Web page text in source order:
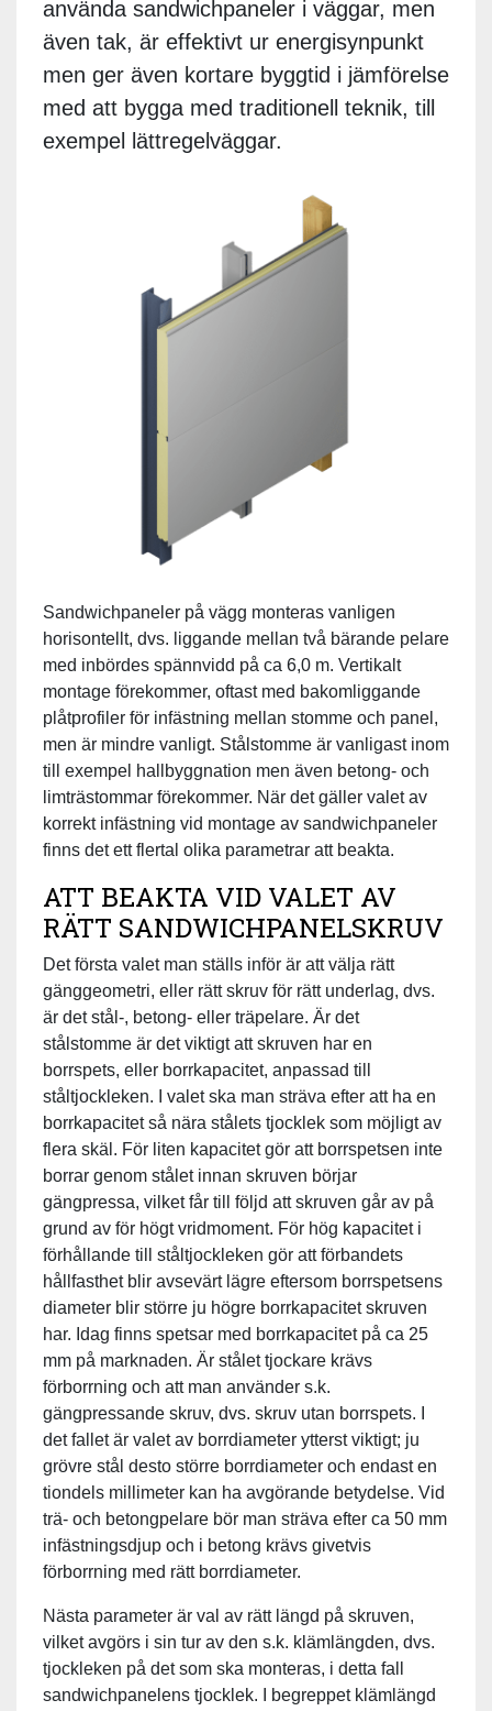
använda sandwichpaneler i väggar, men
även tak, är effektivt ur energisynpunkt
men ger även kortare byggtid i jämförelse
med att bygga med traditionell teknik, till
exempel lättregelväggar.
Sandwichpaneler på vägg monteras vanligen
horisontellt, dvs. liggande mellan två bärande pelare
med inbördes spännvidd på ca 6,0 m. Vertikalt
montage förekommer, oftast med bakomliggande
plåtprofiler för infästning mellan stomme och panel,
men är mindre vanligt. Stålstomme är vanligast inom
till exempel hallbyggnation men även betong- och
limträstommar förekommer. När det gäller valet av
korrekt infästning vid montage av sandwichpaneler
finns det ett flertal olika parametrar att beakta.
ATT BEAKTA VID VALET AV
RÄTT SANDWICHPANELSKRUV
Det första valet man ställs inför är att välja rätt
gänggeometri, eller rätt skruv för rätt underlag, dvs.
är det stål-, betong- eller träpelare. Är det
stålstomme är det viktigt att skruven har en
borrspets, eller borrkapacitet, anpassad till
ståltjockleken. I valet ska man sträva efter att ha en
borrkapacitet så nära stålets tjocklek som möjligt av
flera skäl. För liten kapacitet gör att borrspetsen inte
borrar genom stålet innan skruven börjar
gängpressa, vilket får till följd att skruven går av på
grund av för högt vridmoment. För hög kapacitet i
förhållande till ståltjockleken gör att förbandets
hållfasthet blir avsevärt lägre eftersom borrspetsens
diameter blir större ju högre borrkapacitet skruven
har. Idag finns spetsar med borrkapacitet på ca 25
mm på marknaden. Är stålet tjockare krävs
förborrning och att man använder s.k.
gängpressande skruv, dvs. skruv utan borrspets. I
det fallet är valet av borrdiameter ytterst viktigt; ju
grövre stål desto större borrdiameter och endast en
tiondels millimeter kan ha avgörande betydelse. Vid
trä- och betongpelare bör man sträva efter ca 50 mm
infästningsdjup och i betong krävs givetvis
förborrning med rätt borrdiameter.
Nästa parameter är val av rätt längd på skruven,
vilket avgörs i sin tur av den s.k. klämlängden, dvs.
tjockleken på det som ska monteras, i detta fall
sandwichpanelens tjocklek. I begreppet klämlängd